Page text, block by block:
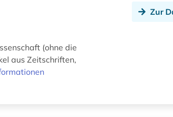
(ohne die
aus Zeitschriften,
Zur